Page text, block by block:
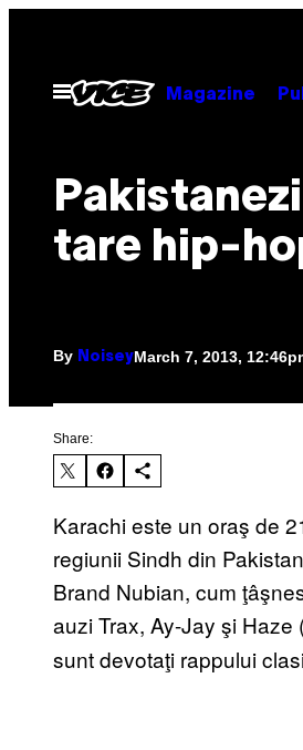
contentOpen
Menu
Magazine
tare hip-
By NoiseyMarch 7, 2013,
Share:
Karachi este un oraş de
regiunii Sindh din
Brand Nubian, cum
auzi Trax, Ay-Jay şi Haze
sunt devotaţi rappului